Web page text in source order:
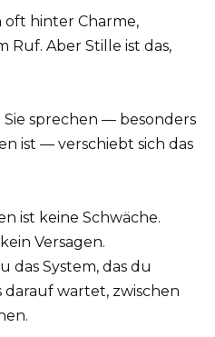
oft hinter Charme,
Aber Stille ist das,
sprechen — besonders
ist — verschiebt sich das
ist keine Schwäche.
Versagen.
das System, das du
darauf wartet, zwischen